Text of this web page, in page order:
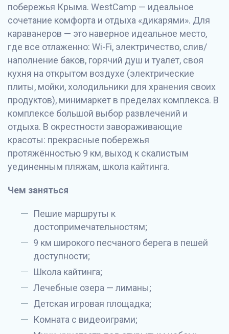
побережья Крыма. WestCamp — идеальное
сочетание комфорта и отдыха «дикарями». Для
караванеров — это наверное идеальное место,
где все отлаженно: Wi-Fi, электричество, слив/
наполнение баков, горячий душ и туалет, своя
кухня на открытом воздухе (электрические
плиты, мойки, холодильники для хранения своих
продуктов), минимаркет в пределах комплекса. В
комплексе большой выбор развлечений и
отдыха. В окрестности завораживающие
красоты: прекрасные побережья
протяжённостью 9 км, выход к скалистым
уединенным пляжам, школа кайтинга.
Чем заняться
Пешие маршруты к
достопримечательностям;
9 км широкого песчаного берега в пешей
доступности;
Школа кайтинга;
Лечебные озера — лиманы;
Детская игровая площадка;
Комната с видеоиграми;